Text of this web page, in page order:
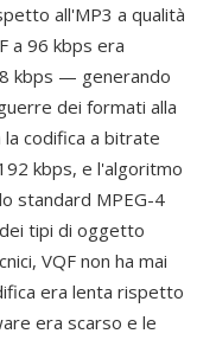
all'MP3 a qualità
a 96 kbps era
kbps — generando
dei formati alla
codifica a bitrate
kbps, e l'algoritmo
standard MPEG-4
tipi di oggetto
VQF non ha mai
era lenta rispetto
era scarso e le